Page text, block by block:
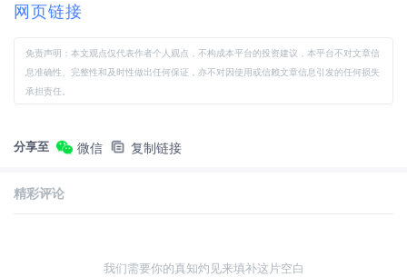
网页链接
免责声明：本文观点仅代表作者个人观点，不构成本平台的投资建议，本平台不对文章信
息准确性、完整性和及时性做出任何保证，亦不对因使用或信赖文章信息引发的任何损失
承担责任。
分享至 微信 复制链接
精彩评论
我们需要你的真知灼见来填补这片空白